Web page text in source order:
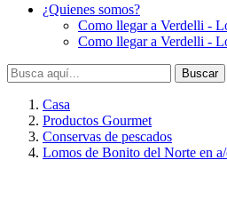
¿Quienes somos?
Como llegar a Verdelli -
Como llegar a Verdelli -
Buscar
Casa
Productos Gourmet
Conservas de pescados
Lomos de Bonito del Norte en